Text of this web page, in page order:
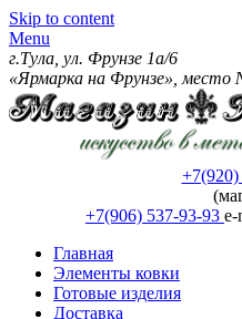
Skip to content
Menu
г.Тула, ул. Фрунзе 1а/6
«Ярмарка на Фрунзе», место
+7(906) 537-93-93 e-
Главная
Элементы ковки
Готовые изделия
Доставка